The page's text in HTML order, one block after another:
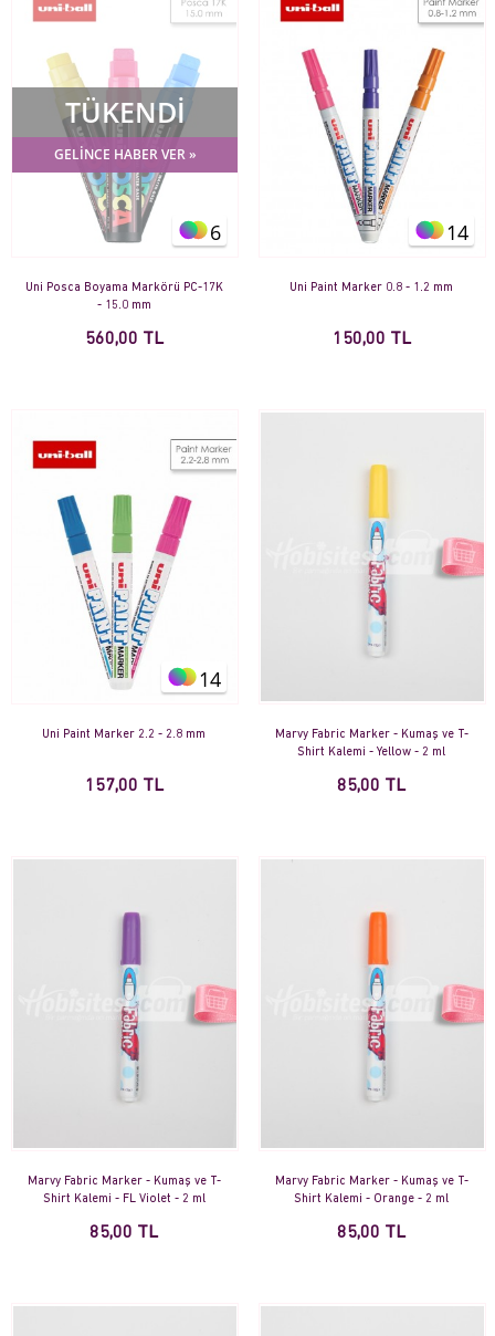
6
TÜKENDİ
GELİNCE HABER VER »
Uni Posca Boyama Markörü PC-17K
- 15.0 mm
560,00 TL
14
Uni Paint Marker 0.8 - 1.2 mm
150,00 TL
14
Uni Paint Marker 2.2 - 2.8 mm
157,00 TL
Marvy Fabric Marker - Kumaş ve T-
Shirt Kalemi - Yellow - 2 ml
85,00 TL
Marvy Fabric Marker - Kumaş ve T-
Shirt Kalemi - FL Violet - 2 ml
85,00 TL
Marvy Fabric Marker - Kumaş ve T-
Shirt Kalemi - Orange - 2 ml
85,00 TL